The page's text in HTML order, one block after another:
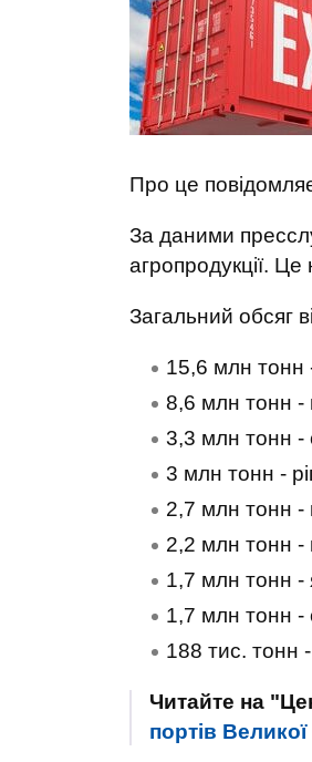
Про це
За даними
агропродукції.
Загальний обсяг
15,6 млн тонн
8,6 млн тонн -
3,3 млн тонн -
3 млн тонн -
2,7 млн тонн -
2,2 млн тонн -
1,7 млн тонн -
1,7 млн тонн -
188 тис. тонн
Читайте на
портів